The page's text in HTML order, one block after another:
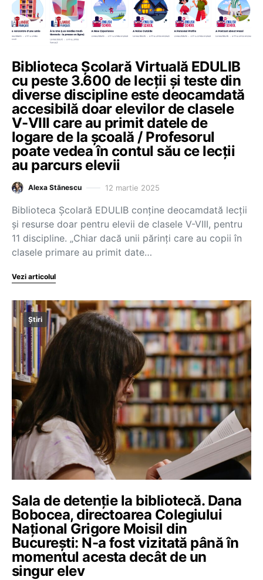
Biblioteca Școlară Virtuală EDULIB
cu peste 3.600 de lecții și teste din
diverse discipline este deocamdată
accesibilă doar elevilor de clasele
V-VIII care au primit datele de
logare de la școală / Profesorul
poate vedea în contul său ce lecții
au parcurs elevii
Alexa Stănescu 12 martie 2025
Biblioteca Școlară EDULIB conține deocamdată lecții
și resurse doar pentru elevii de clasele V-VIII, pentru
11 discipline. „Chiar dacă unii părinți care au copii în
clasele primare au primit date…
Vezi articolul
Știri
Sala de detenție la bibliotecă. Dana
Bobocea, directoarea Colegiului
Național Grigore Moisil din
București: N-a fost vizitată până în
momentul acesta decât de un
singur elev